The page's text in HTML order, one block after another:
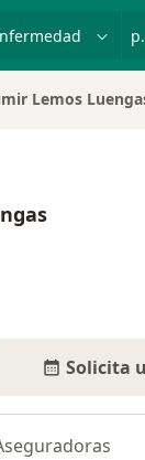
Lemos
Solicita